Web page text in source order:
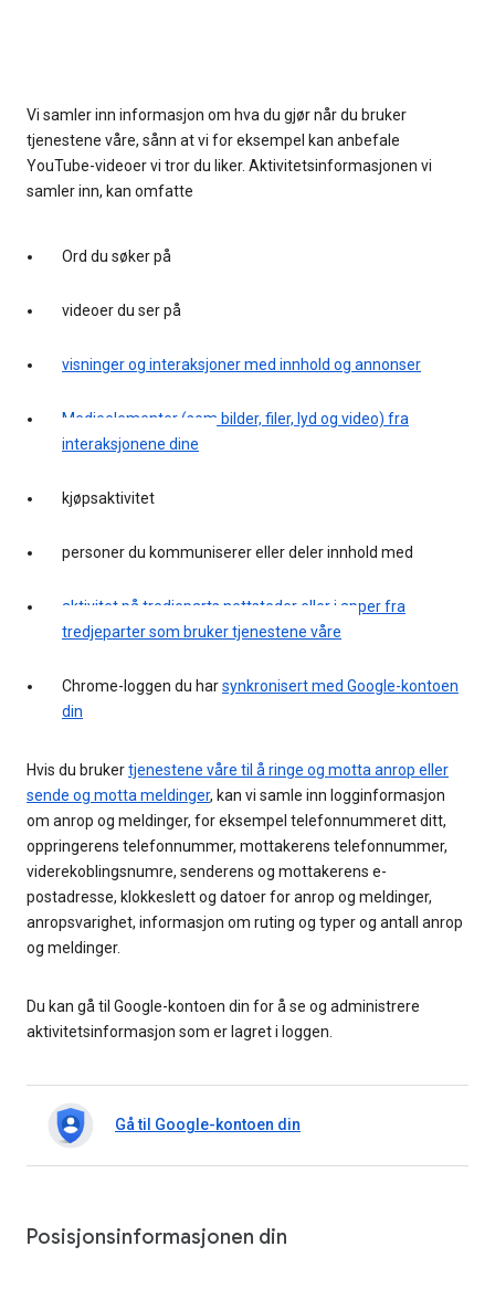
Vi samler inn informasjon om hva du gjør når du bruker
tjenestene våre, sånn at vi for eksempel kan anbefale
YouTube-videoer vi tror du liker. Aktivitetsinformasjonen vi
samler inn, kan omfatte
Ord du søker på
videoer du ser på
visninger og interaksjoner med innhold og annonser
Medieelementer (som bilder, filer, lyd og video) fra
interaksjonene dine
kjøpsaktivitet
personer du kommuniserer eller deler innhold med
aktivitet på tredjeparts nettsteder eller i apper fra
tredjeparter som bruker tjenestene våre
Chrome-loggen du harsynkronisert med Google-kontoen
din
Hvis du brukertjenestene våre til å ringe og motta anrop eller
sende og motta meldinger, kan vi samle inn logginformasjon
om anrop og meldinger, for eksempel telefonnummeret ditt,
oppringerens telefonnummer, mottakerens telefonnummer,
viderekoblingsnumre, senderens og mottakerens e-
postadresse, klokkeslett og datoer for anrop og meldinger,
anropsvarighet, informasjon om ruting og typer og antall anrop
og meldinger.
Du kan gå til Google-kontoen din for å se og administrere
aktivitetsinformasjon som er lagret i loggen.
Gå til Google-kontoen din
Posisjonsinformasjonen din